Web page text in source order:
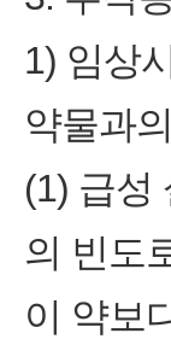
1) 임상
약물과
(1) 급성
의 빈도
이 약보